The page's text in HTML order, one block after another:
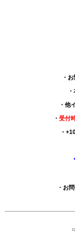
・
・他
・ 受付
・
・お